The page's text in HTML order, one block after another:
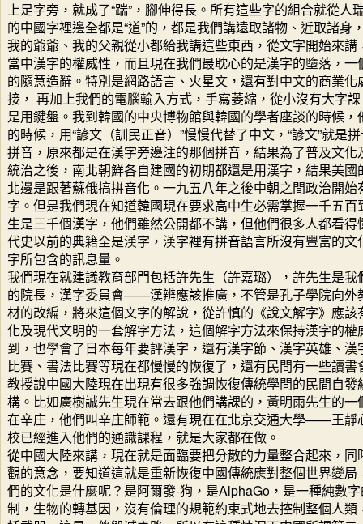
上足字旁，就成了“踹”，腳伸得長。所有這些字的組合就從人
的中國字裡邊全都是“道”的，都是我們講遠取諸物、近取諸身
我的爺爺、我的父親從小都給我講這些東西，從文字開始來
當中漢字的權威性，而且現在我們最耽心的是漢字的墮落，
的隨意造辭。特別是網路語言、火星文，還有對中文的商業
接， 再加上我們的電腦輸入方式，手寫萎縮，從小沒有大字
是用鍵盤。我到韓國的中央博物館與韓國的學者座談的時候
的時候，用“諺文（訓民正音）”慢慢代替了中文，“諺文”就是
拼音，原來都是在漢字旁邊注的那個拼音，結果為了普及文
統治之後，南北朝鮮各自建國的初期都還是用漢字，結果美
北邊是跟著蘇俄搞拼音化。一九五八年之後中朝之間政治開
字。但是我們現在知道韓國現在要求高中生必需掌握一千五
生是三千個漢字，他們雖然公開都不講，但他們很多人都看
代史以前的典籍全是漢字，漢字裡有拼音語言所沒有豐富的
字所包含的訊息量。
我們現在就建議教育部門包括許先生（許嘉璐），許先生是
的院長，漢字委員會——漢辨應該推廣，不管是孔子學院向外
材的改編，將來這個文字的解說，從許慎的《說文解字》應
化及現代文明的一套解字方法，這個解字方法來保持漢字的
到，也學會了日本每年要評漢字，還有漢字節、漢字英雄、
比賽、書法比賽等現在都慢慢的恢復了，還有民間有一些讀
教授說中國大陸現在出現有很多強調恢復傳統學問的民間自
構。比如廣樹誠先生現在常去跟他們講課的，黃明雨先生的
在辛庄，他們叫辛庄師範。還有現在在北京交通大學——王靜
校已經進入他們的通識課程，就是大家都在做。
從中國大陸來講，現在就是面臨要把分散的力量整合起來，
觀的意念，要知道這就是重新恢復中國傳統應對整個世界變
們的文化是什麼呢？是阿爾發-狗，是AlphaGo，是一種純數
制，生物的轉基因，沒有倫理的規範約束式地去控制整個人